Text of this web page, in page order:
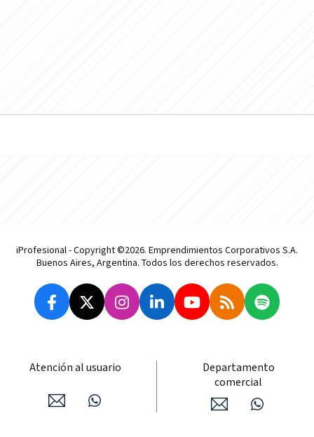
iProfesional - Copyright ©2026. Emprendimientos Corporativos S.A.
Buenos Aires, Argentina. Todos los derechos reservados.
Atención al usuario
Departamento
comercial